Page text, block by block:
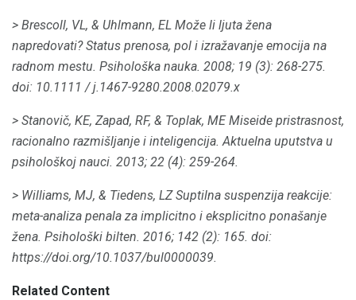
> Brescoll, VL, & Uhlmann, EL Može li ljuta žena
napredovati? Status prenosa, pol i izražavanje emocija na
radnom mestu. Psihološka nauka. 2008; 19 (3): 268-275.
doi: 10.1111 / j.1467-9280.2008.02079.x
> Stanovič, KE, Zapad, RF, & Toplak, ME Miseide pristrasnost,
racionalno razmišljanje i inteligencija. Aktuelna uputstva u
psihološkoj nauci. 2013; 22 (4): 259-264.
> Williams, MJ, & Tiedens, LZ Suptilna suspenzija reakcije:
meta-analiza penala za implicitno i eksplicitno ponašanje
žena. Psihološki bilten. 2016; 142 (2): 165. doi:
https://doi.org/10.1037/bul0000039.
Related Content